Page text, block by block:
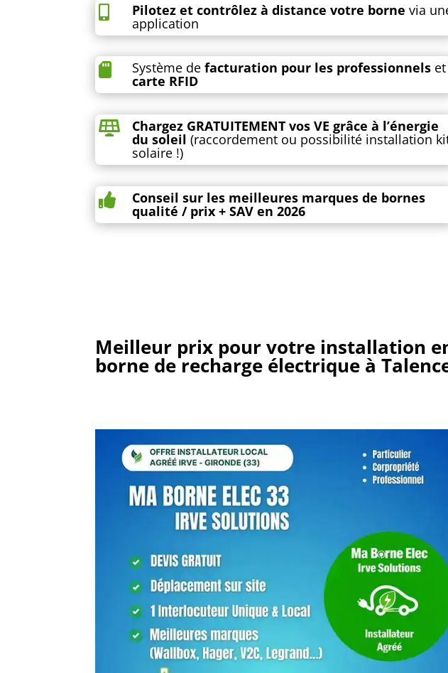
 Pilotez et contrôlez à distance votre borne via
application
 Système defacturation pour les professionnels et
carte RFID
 Chargez GRATUITEMENT vos VE grâce à l’énergie
du soleil (raccordement ou possibilité installation
solaire !)
 Conseil sur les meilleures marques de bornes
qualité / prix + SAV en 2026
Meilleur prix pour votre installation
borne de recharge électrique à